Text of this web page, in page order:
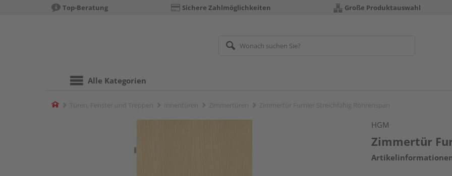
Top-Beratung Sichere Zahlmöglichkeiten Große Produktauswahl
Alle Kategorien
Home
HGM
Zimmertür